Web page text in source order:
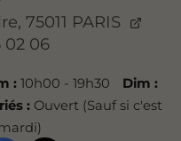
75011 PARIS
02 06
:10h00 - 19h30
Dim :
: Ouvert (Sauf si c'est